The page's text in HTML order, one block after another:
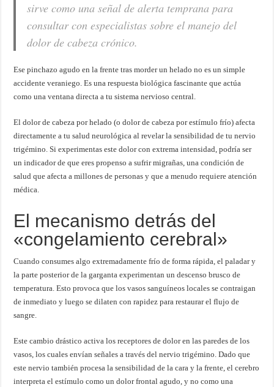
sirve como una señal de alerta temprana para
consultar con especialistas sobre el manejo del
dolor de cabeza crónico.
Ese pinchazo agudo en la frente tras morder un helado no es un simple
accidente veraniego. Es una respuesta biológica fascinante que actúa
como una ventana directa a tu sistema nervioso central.
El dolor de cabeza por helado (o dolor de cabeza por estímulo frío) afecta
directamente a tu salud neurológica al revelar la sensibilidad de tu nervio
trigémino. Si experimentas este dolor con extrema intensidad, podría ser
un indicador de que eres propenso a sufrir migrañas, una condición de
salud que afecta a millones de personas y que a menudo requiere atención
médica.
El mecanismo detrás del
«congelamiento cerebral»
Cuando consumes algo extremadamente frío de forma rápida, el paladar y
la parte posterior de la garganta experimentan un descenso brusco de
temperatura. Esto provoca que los vasos sanguíneos locales se contraigan
de inmediato y luego se dilaten con rapidez para restaurar el flujo de
sangre.
Este cambio drástico activa los receptores de dolor en las paredes de los
vasos, los cuales envían señales a través del nervio trigémino. Dado que
este nervio también procesa la sensibilidad de la cara y la frente, el cerebro
interpreta el estímulo como un dolor frontal agudo, y no como una